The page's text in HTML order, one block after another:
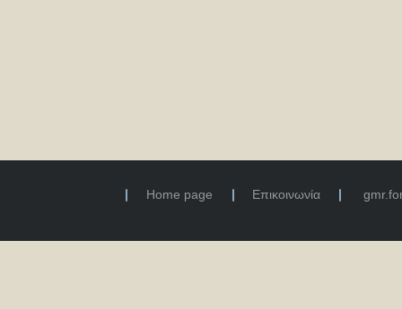
Home page Επικοινωνία